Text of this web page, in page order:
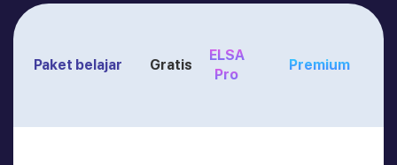
Paket belajar Gratis
ELSA
Pro
Premium